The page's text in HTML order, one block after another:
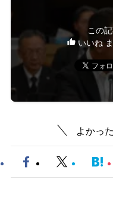
この
いいね
よかっ